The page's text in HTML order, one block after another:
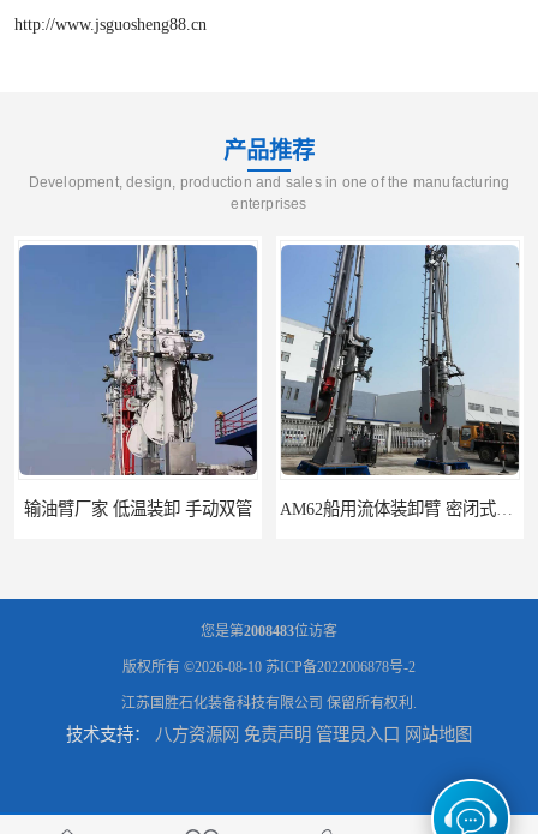
http://www.jsguosheng88.cn
产品推荐
Development, design, production and sales in one of the manufacturing
enterprises
AM62船用流体装卸臂 密闭式装卸臂 多种型号可供选择
鹤管_鹤管销售_鹤管供应商 鹤管活动梯_鹤管活动梯销售_鹤管活动梯供应商
您是第2008483位访客
版权所有 ©2026-08-10 苏ICP备2022006878号-2
江苏国胜石化装备科技有限公司 保留所有权利.
技术支持： 八方资源网 免责声明 管理员入口 网站地图